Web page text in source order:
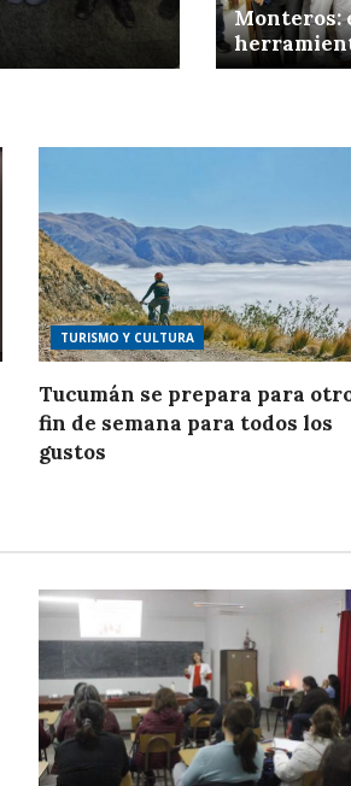
Monteros:
TURISMO Y CULTURA
Tucumán se prepara para
fin de semana para todos los
gustos